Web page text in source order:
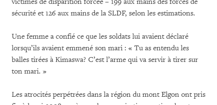
sécurité et 126 aux mains de la SLDF, selon les estimations.
Une femme a confié ce que les soldats lui avaient déclaré
lorsqu’ils avaient emmené son mari : « Tu as entendu les
balles tirées à Kimaswa? C’est l’arme qui va servir à tirer sur
ton mari. »
Les atrocités perpétrées dans la région du mont Elgon ont pris